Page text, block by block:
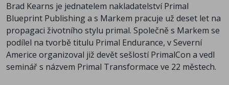
Brad Kearns je jednatelem nakladatelství Primal
Blueprint Publishing a s Markem pracuje už deset let na
propagaci životního stylu primal. Společně s Markem se
podílel na tvorbě titulu Primal Endurance, v Severní
Americe organizoval již devět sešlostí PrimalCon a vedl
seminář s názvem Primal Transformace ve 22 městech.